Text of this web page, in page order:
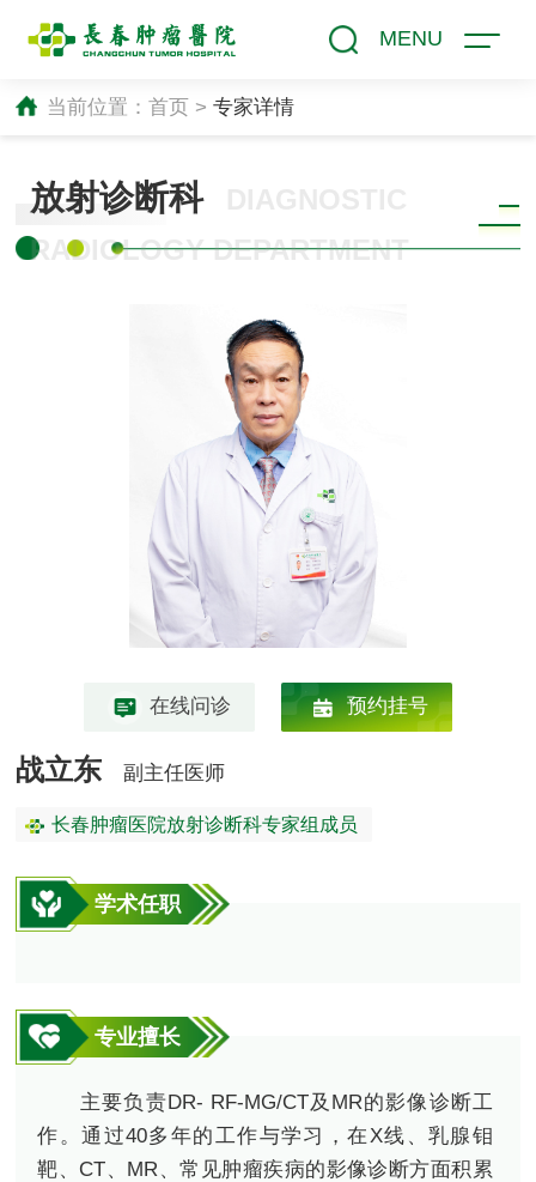
MENU
当前位置： 首页> 专家详情
放射诊断科
RADIOLOGY DEPARTMENT
在线问诊 预约挂号
战立东 副主任医师
长春肿瘤医院放射诊断科专家组成员
学术任职
专业擅长
主要负责DR- RF-MG/CT及MR的影像诊断工
作。通过40多年的工作与学习，在X线、乳腺钼
靶、CT、MR、常见肿瘤疾病的影像诊断方面积累